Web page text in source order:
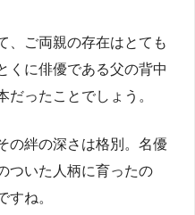
、ご両親の存在はとても
くに俳優である父の背中
だったことでしょう。
の絆の深さは格別。名優
ついた人柄に育ったの
すね。